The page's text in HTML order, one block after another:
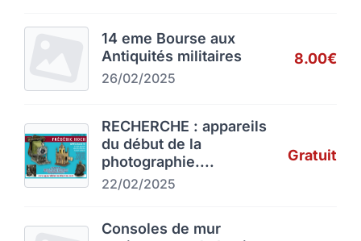
14 eme Bourse aux
Antiquités militaires
26/02/2025
8.00€
RECHERCHE : appareils
du début de la
photographie....
22/02/2025
Gratuit
Consoles de mur